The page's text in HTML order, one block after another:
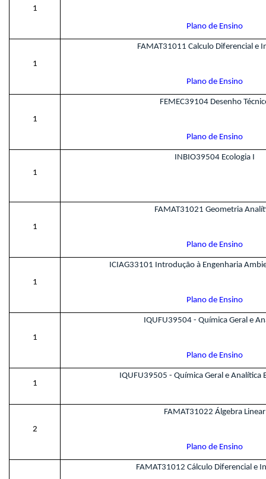
1
Plano de Ensino
1
FAMAT31011 Calculo Diferencial e
Plano de Ensino
1
FEMEC39104 Desenho
Plano de Ensino
1
INBIO39504 Ecologia I
1
FAMAT31021 Geometria
Plano de Ensino
1
ICIAG33101 Introdução à Engenharia
Plano de Ensino
1
IQUFU39504 - Química Geral e
Plano de Ensino
1
IQUFU39505 - Química Geral e Analítica
2
FAMAT31022 Álgebra Linear
Plano de Ensino
FAMAT31012 Cálculo Diferencial e